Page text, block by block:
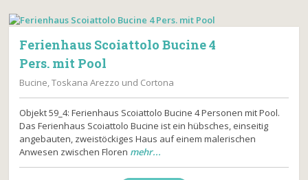
Ferienhaus Scoiattolo Bucine 4
Pers. mit Pool
Bucine, Toskana Arezzo und Cortona
Objekt 59_4: Ferienhaus Scoiattolo Bucine 4 Personen mit Pool.
Das Ferienhaus Scoiattolo Bucine ist ein hübsches, einseitig
angebauten, zweistöckiges Haus auf einem malerischen
Anwesen zwischen Floren mehr...